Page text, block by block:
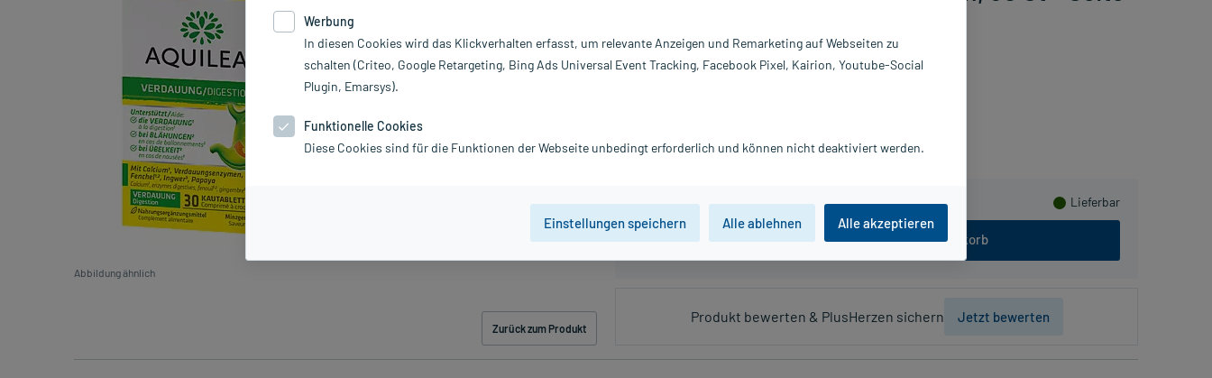
Abbildung ähnlich
Zurück zum Produkt
inkl. MwSt. zzgl.Versandkosten
Lieferbar
In den Warenkorb
Produkt bewerten & PlusHerzen sichern Jetzt bewerten
Werbung
In diesen Cookies wird das Klickverhalten erfasst, um relevante Anzeigen und Remarketing auf Webseiten zu
schalten (Criteo, Google Retargeting, Bing Ads Universal Event Tracking, Facebook Pixel, Kairion, Youtube-Social
Plugin, Emarsys).
Funktionelle Cookies
Diese Cookies sind für die Funktionen der Webseite unbedingt erforderlich und können nicht deaktiviert werden.
Einstellungen speichern Alle ablehnen Alle akzeptieren